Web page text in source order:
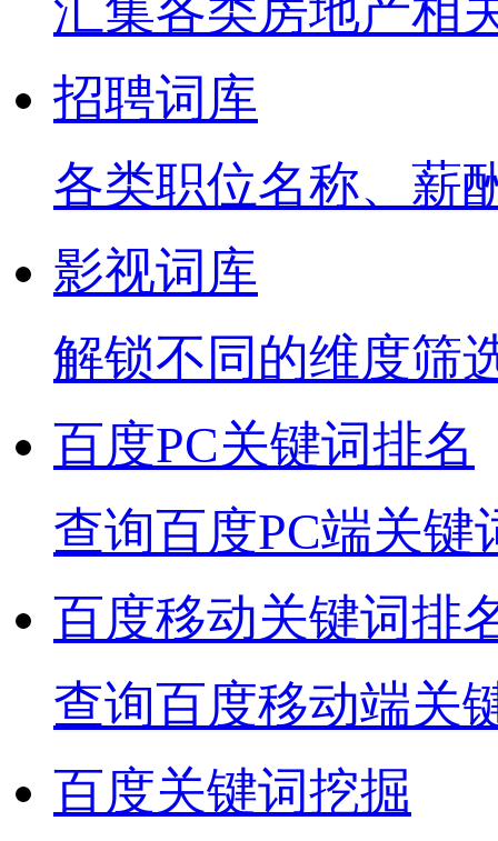
招聘词库
各类职位名称、薪
影视词库
解锁不同的维度筛
百度PC关键词排名
查询百度PC端关键
百度移动关键词排
查询百度移动端关
百度关键词挖掘